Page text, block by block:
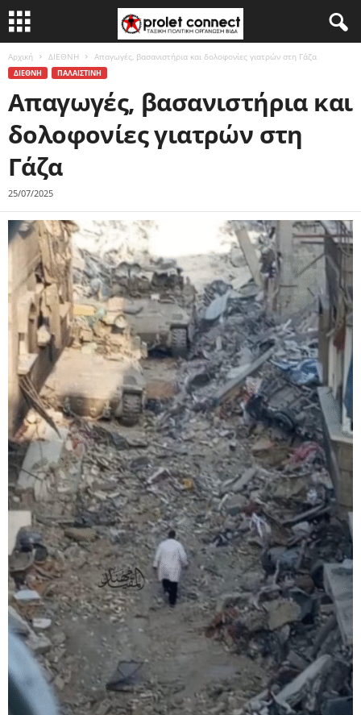
Αρχική ΔΙΕΘΝΗ Απαγωγές, βασανιστήρια και δολοφονίες γιατρών στη Γάζα
ΔΙΕΘΝΗ ΠΑΛΑΙΣΤΙΝΗ
Απαγωγές, βασανιστήρια και
δολοφονίες γιατρών στη
Γάζα
25/07/2025